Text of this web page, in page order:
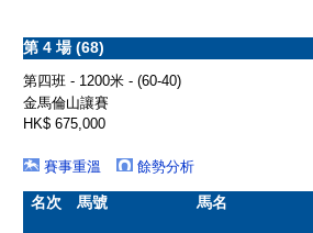
第 4 場 (68)
第四班 - 1200米 - (60-40)
金馬倫山讓賽
HK$ 675,000
賽事重溫
餘勢分析
名次 馬號 馬名